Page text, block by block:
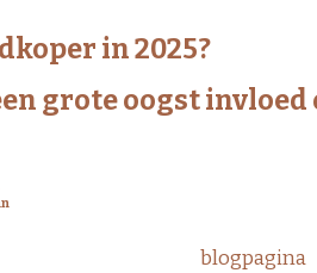
in 2025?
grote oogst invloed
blogpagina